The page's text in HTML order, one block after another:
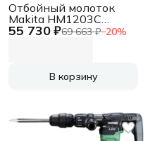
55 730 ₽69 663 ₽−20%
Отбойный молоток
Makita HM1203C
Молоток отб,SDS-max,
В корзину